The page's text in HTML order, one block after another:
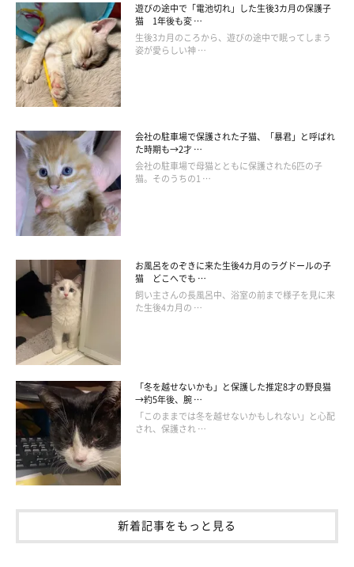
ります。その際にも、愛猫のおしっこを日々観察することは、病
気を発見する役立つ情報になります」
getty
病気は早期発見・早期治療が大切です。もしも愛猫のおしっこに
気になる点が見つかったら、放置せずに動物病院を受診しましょ
う！
遊びの途中で「電池切れ」した生後3カ月の保護子
猫 1年後も変 …
生後3カ月のころから、遊びの途中で眠ってしまう
姿が愛らしい神 …
会社の駐車場で保護された子猫、「暴君」と呼ばれ
た時期も→2才 …
会社の駐車場で母猫とともに保護された6匹の子
猫。そのうちの1 …
お風呂をのぞきに来た生後4カ月のラグドールの子
猫 どこへでも …
飼い主さんの長風呂中、浴室の前まで様子を見に来
た生後4カ月の …
「冬を越せないかも」と保護した推定8才の野良猫
→約5年後、腕 …
「このままでは冬を越せないかもしれない」と心配
され、保護され …
新着記事をもっと見る